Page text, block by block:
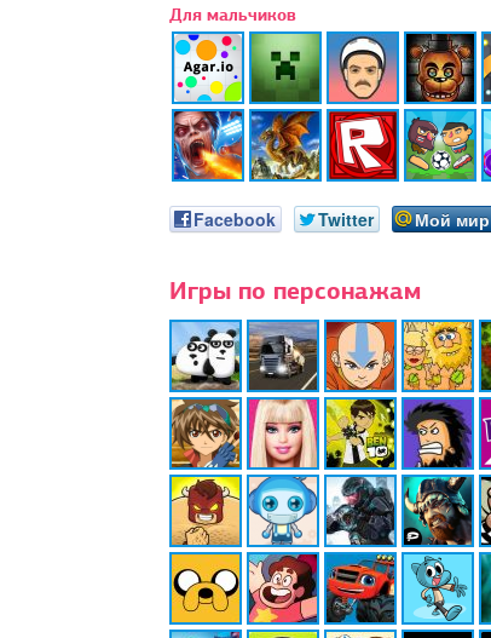
Для мальчиков
Facebook Twitter Мой мир
Игры по персонажам